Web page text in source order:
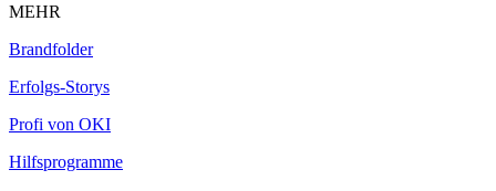
MEHR
Brandfolder
Erfolgs-Storys
Profi von OKI
Hilfsprogramme